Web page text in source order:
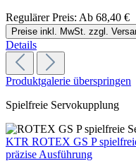
Regulärer Preis: Ab 68,40 €
Preise inkl. MwSt. zzgl.
Details
Produktgalerie überspringen
Spielfreie Servokupplung
KTR ROTEX GS P
präzise Ausführung